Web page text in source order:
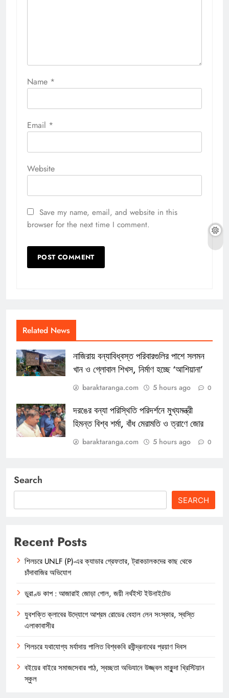
Name *
Email *
Website
Save my name, email, and website in this
browser for the next time I comment.
Related News
নাজিরায় বন্যাবিধ্বস্ত পরিবারগুলির পাশে সলমন
খান ও গ্লোবাল শিখস, নির্মাণ হচ্ছে ‘আশিয়ানা’
baraktaranga.com 5 hours ago 0
দরঙের বন্যা পরিস্থিতি পরিদর্শনে মুখ্যমন্ত্রী
হিমন্ত বিশ্ব শর্মা, বাঁধ মেরামতি ও ত্রাণে জোর
baraktaranga.com 5 hours ago 0
Search
SEARCH
Recent Posts
শিলচরে UNLF (P)-এর ক্যাডার গ্রেফতার, ট্রাকচালকদের কাছ থেকে
চাঁদাবাজির অভিযোগ
ডুরাণ্ড কাপ : আজারাই জোড়া গোল, জয়ী নর্থইস্ট ইউনাইটেড
যুবশক্তি ক্লাবের উদ্যোগে আশ্রম রোডের বেহাল লেন সংস্কার, স্বস্তি
এলাকাবাসীর
শিলচরে যথাযোগ্য মর্যাদায় পালিত বিশ্বকবি রবীন্দ্রনাথের প্রয়াণ দিবস
বইয়ের বাইরে সমাজসেবার পাঠ, স্বচ্ছতা অভিযানে উজ্জ্বল মাকুন্দা খ্রিস্টিয়ান
স্কুল